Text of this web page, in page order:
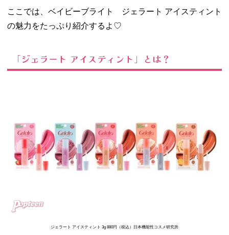
ここでは、ベイビーブライト ジェラート アイスティント
の魅力をたっぷり紹介するよ♡
「ジェラート アイスティント」とは？
ジェラート アイスティント 3g 880円（税込）日本機能性コスメ研究所